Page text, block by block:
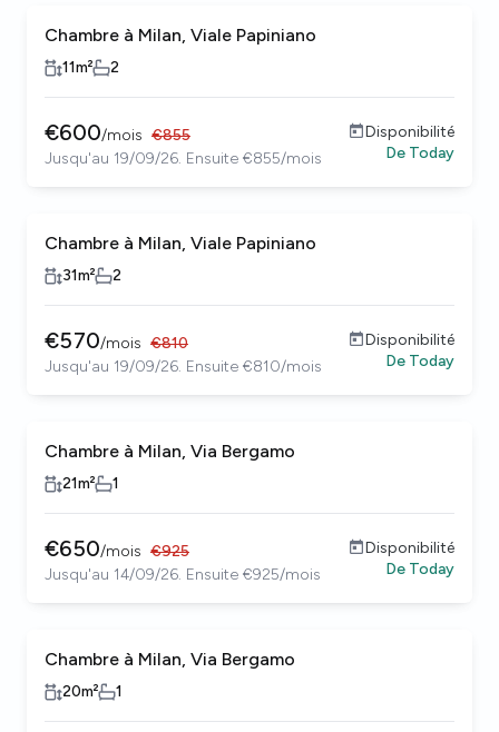
Chambre à Milan, Viale Papiniano
11m² 2
€600/mois €855
Jusqu'au 19/09/26. Ensuite €855/mois
Disponibilité
De Today
Chambre à Milan, Viale Papiniano
31m² 2
€570/mois €810
Jusqu'au 19/09/26. Ensuite €810/mois
Disponibilité
De Today
Chambre à Milan, Via Bergamo
21m² 1
€650/mois €925
Jusqu'au 14/09/26. Ensuite €925/mois
Disponibilité
De Today
Chambre à Milan, Via Bergamo
20m² 1